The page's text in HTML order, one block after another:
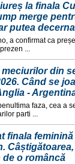
la finala
merge
putea
a confirmat ca
...
din
Când se
-
faza, cea a
parti ...
finala feminină
de o româncă